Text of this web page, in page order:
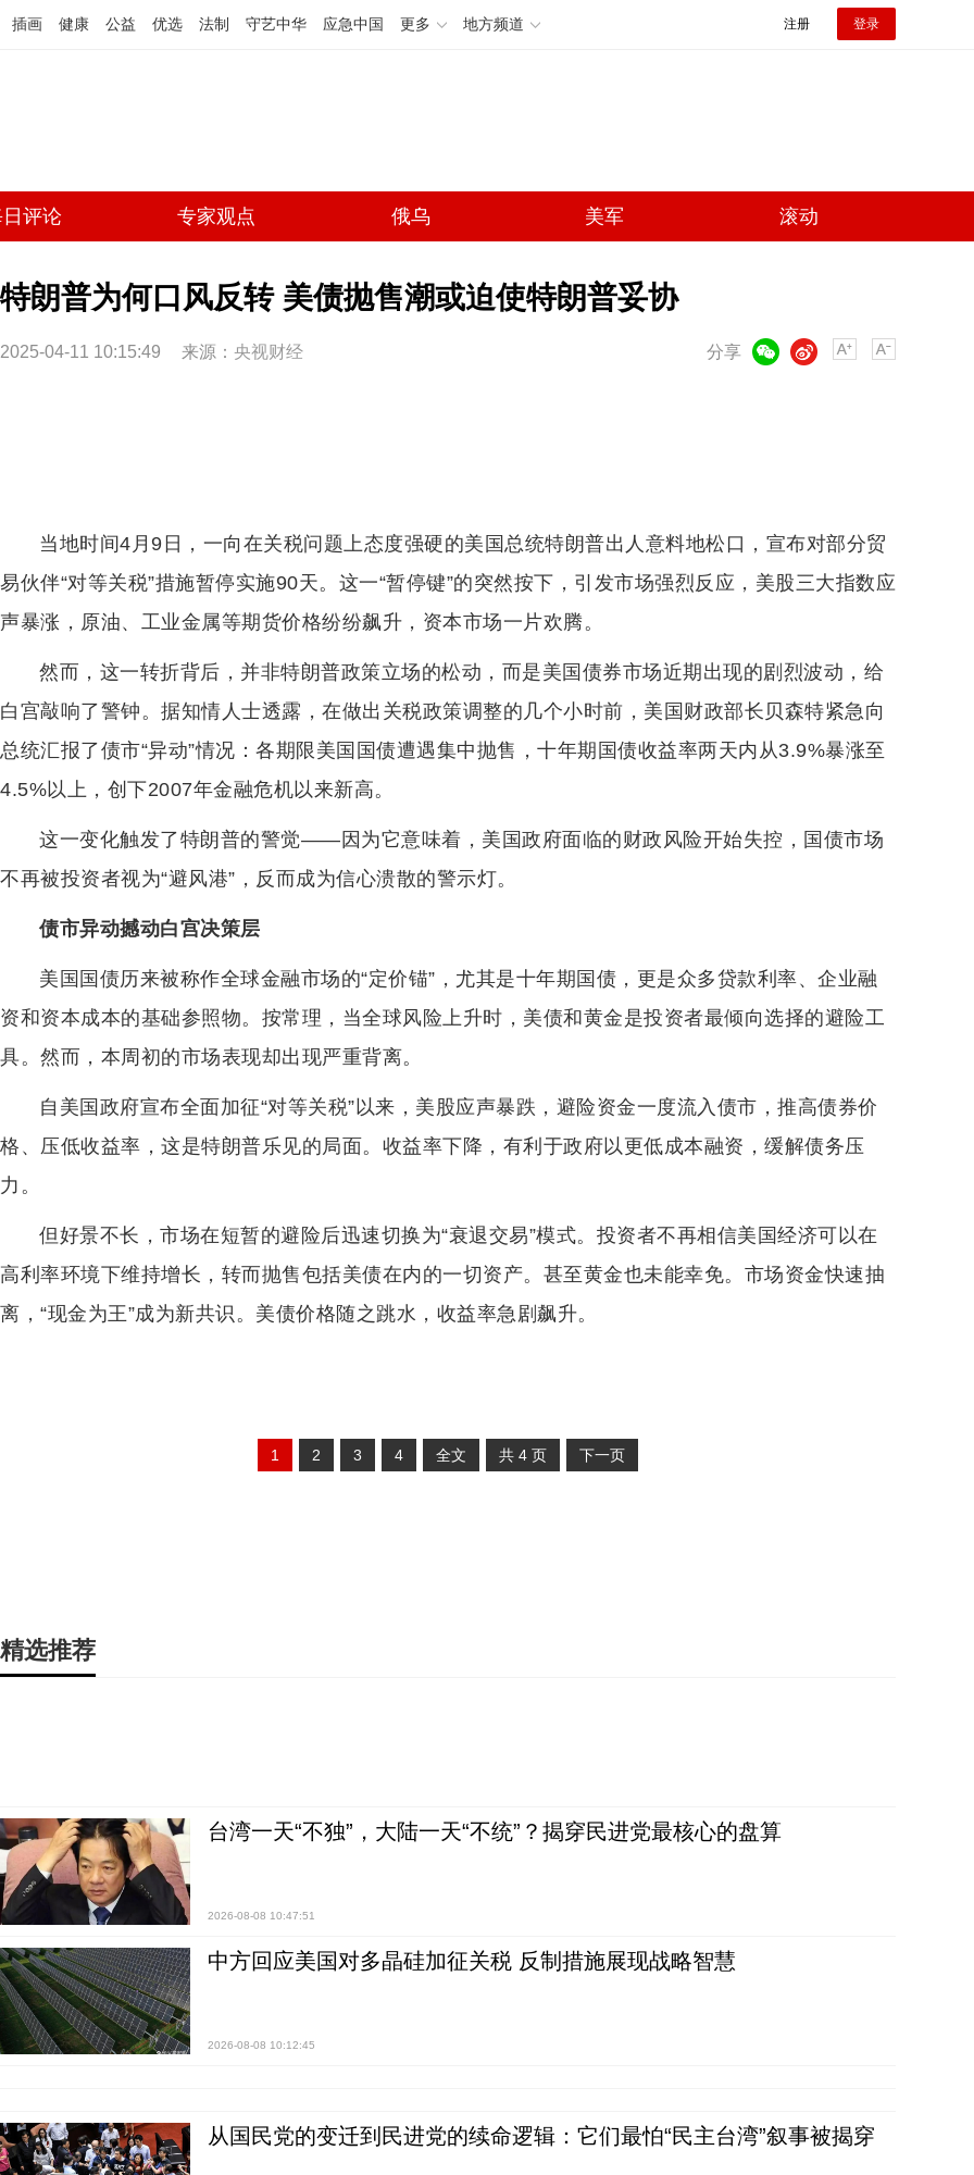
插画 健康 公益 优选 法制 守艺中华 应急中国 更多 地方频道 注册 登录
评论 专家观点 俄乌 美军 滚动
特朗普为何口风反转 美债抛售潮或迫使特朗普妥协
2025-04-11 10:15:49 来源： 央视财经 分享
微博
当地时间4月9日，一向在关税问题上态度强硬的美国总统特朗普出人意料地松口，宣布对部分贸
易伙伴“对等关税”措施暂停实施90天。这一“暂停键”的突然按下，引发市场强烈反应，美股三大指数应
声暴涨，原油、工业金属等期货价格纷纷飙升，资本市场一片欢腾。
然而，这一转折背后，并非特朗普政策立场的松动，而是美国债券市场近期出现的剧烈波动，给
白宫敲响了警钟。据知情人士透露，在做出关税政策调整的几个小时前，美国财政部长贝森特紧急向
总统汇报了债市“异动”情况：各期限美国国债遭遇集中抛售，十年期国债收益率两天内从3.9%暴涨至
4.5%以上，创下2007年金融危机以来新高。
这一变化触发了特朗普的警觉——因为它意味着，美国政府面临的财政风险开始失控，国债市场
不再被投资者视为“避风港”，反而成为信心溃散的警示灯。
债市异动撼动白宫决策层
美国国债历来被称作全球金融市场的“定价锚”，尤其是十年期国债，更是众多贷款利率、企业融
资和资本成本的基础参照物。按常理，当全球风险上升时，美债和黄金是投资者最倾向选择的避险工
具。然而，本周初的市场表现却出现严重背离。
自美国政府宣布全面加征“对等关税”以来，美股应声暴跌，避险资金一度流入债市，推高债券价
格、压低收益率，这是特朗普乐见的局面。收益率下降，有利于政府以更低成本融资，缓解债务压
力。
但好景不长，市场在短暂的避险后迅速切换为“衰退交易”模式。投资者不再相信美国经济可以在
高利率环境下维持增长，转而抛售包括美债在内的一切资产。甚至黄金也未能幸免。市场资金快速抽
离，“现金为王”成为新共识。美债价格随之跳水，收益率急剧飙升。
1 2 3 4 全文 共 4 页 下一页
精选推荐
台湾一天“不独”，大陆一天“不统”？揭穿民进党最核心的盘算
2026-08-08 10:47:51
中方回应美国对多晶硅加征关税 反制措施展现战略智慧
2026-08-08 10:12:45
从国民党的变迁到民进党的续命逻辑：它们最怕“民主台湾”叙事被揭穿